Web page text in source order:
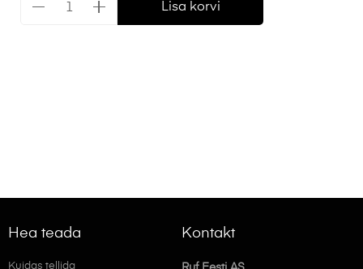
Lisa korvi
Hea teada
Kuidas tellida
Kontakt